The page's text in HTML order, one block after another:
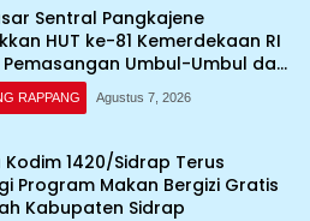
Sentral Pangkajene
HUT ke-81 Kemerdekaan RI
Umbul-Umbul dan
Merah Putih
RAPPANG Agustus 7, 2026
Kodim 1420/Sidrap Terus
Program Makan Bergizi Gratis
Kabupaten Sidrap